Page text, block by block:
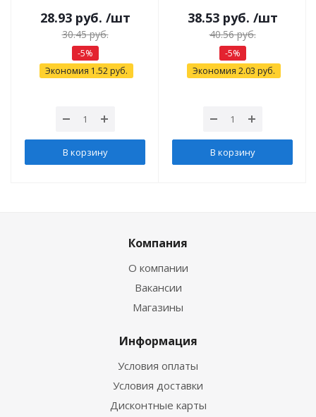
28.93руб. /шт
30.45руб.
-5%
Экономия 1.52руб.
В корзину
38.53руб. /шт
40.56руб.
-5%
Экономия 2.03 руб.
В корзину
Компания
О компании
Вакансии
Магазины
Информация
Условия оплаты
Условия доставки
Дисконтные карты